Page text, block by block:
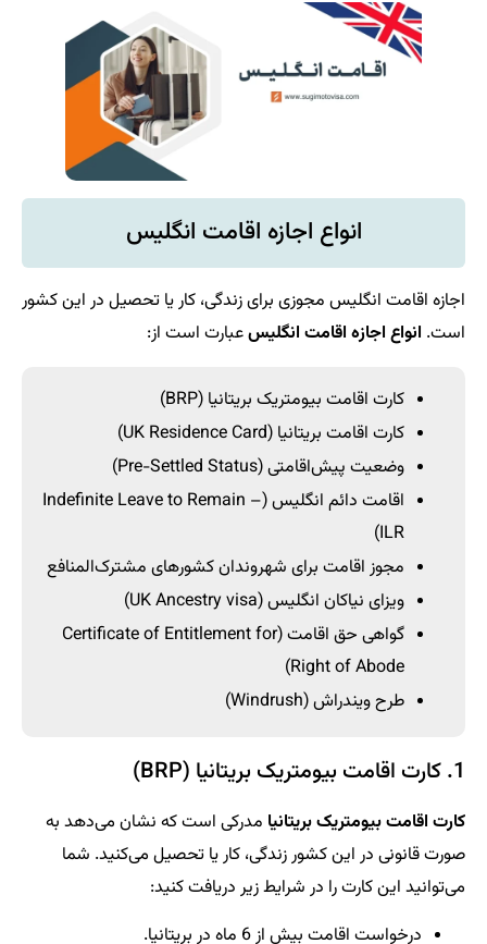
انواع اجازه اقامت انگلیس
اجازه اقامت انگلیس مجوزی برای زندگی، کار یا تحصیل در این کشور
است. انواع اجازه اقامت انگلیسعبارت است از:
کارت اقامت بیومتریک بریتانیا (BRP)
کارت اقامت بریتانیا (UK Residence Card)
وضعیت پیش‌اقامتی (Pre-Settled Status)
اقامت دائم انگلیس (Indefinite Leave to Remain –
ILR)
مجوز اقامت برای شهروندان کشورهای مشترک‌المنافع
ویزای نیاکان انگلیس (UK Ancestry visa)
گواهی حق اقامت (Certificate of Entitlement for
Right of Abode)
طرح ویندراش (Windrush)
1. کارت اقامت بیومتریک بریتانیا (BRP)
کارت اقامت بیومتریک بریتانیا مدرکی است که نشان می‌دهد به
صورت قانونی در این کشور زندگی، کار یا تحصیل می‌کنید. شما
می‌توانید این کارت را در شرایط زیر دریافت کنید:
درخواست اقامت بیش از 6 ماه در بریتانیا.